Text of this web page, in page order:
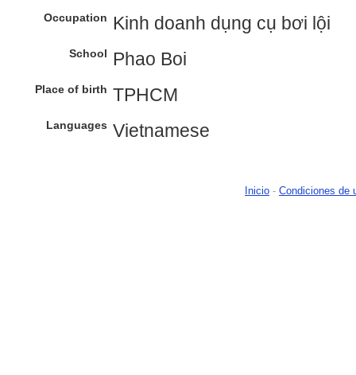
Occupation Kinh doanh dụng cụ bơi lội
School Phao Boi
Place of birth TPHCM
Languages Vietnamese
Inicio - Condiciones de